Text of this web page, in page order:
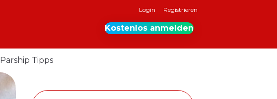
Login Registrieren
Parship Tipps
Kostenlos anmelden